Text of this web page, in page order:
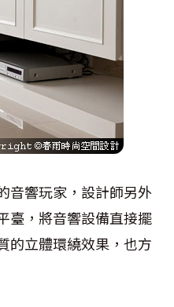
音響玩家，設計師另外
臺，將音響設備直接擺
的立體環繞效果，也方